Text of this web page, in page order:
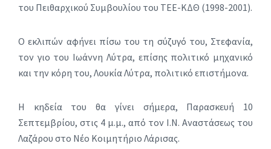
του Πειθαρχικού Συμβουλίου του ΤΕΕ-ΚΔΘ (1998-2001).
Ο εκλιπών αφήνει πίσω του τη σύζυγό του, Στεφανία,
τον γιο του Ιωάννη Λύτρα, επίσης πολιτικό μηχανικό
και την κόρη του, Λουκία Λύτρα, πολιτικό επιστήμονα.
Η κηδεία του θα γίνει σήμερα, Παρασκευή 10
Σεπτεμβρίου, στις 4 μ.μ., από τον Ι.Ν. Αναστάσεως του
Λαζάρου στο Νέο Κοιμητήριο Λάρισας.